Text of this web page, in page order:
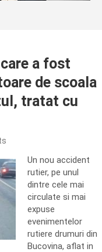
a fost
de scoala
tratat cu
Un nou accident
rutier, pe unul
dintre cele mai
circulate si mai
expuse
evenimentelor
rutiere drumuri din
Bucovina, aflat in